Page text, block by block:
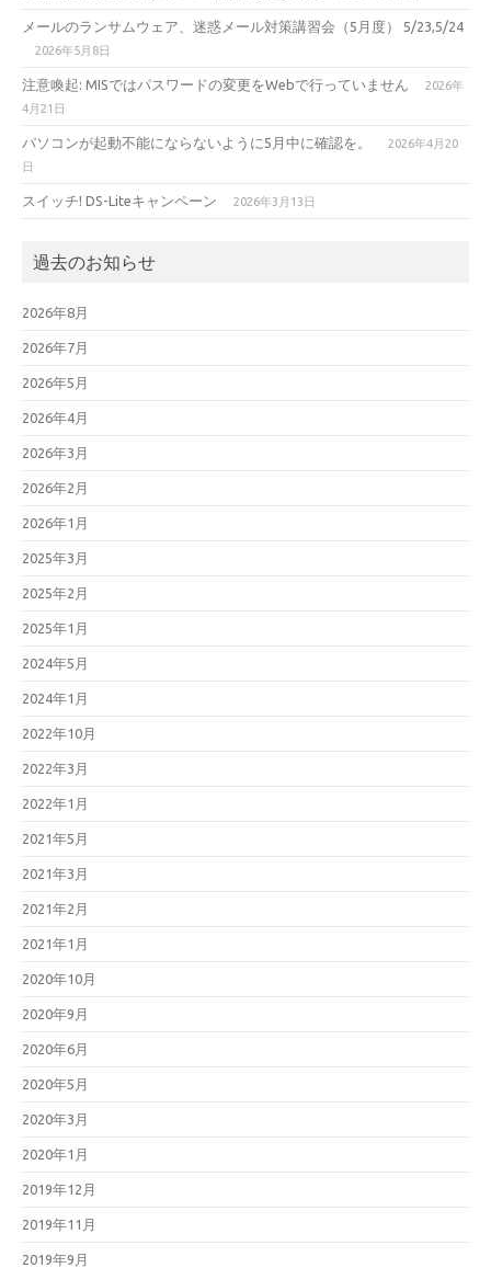
メールのランサムウェア、迷惑メール対策講習会（5月度） 5/23,5/24
2026年5月8日
注意喚起: MISではパスワードの変更をWebで行っていません
2026年
4月21日
パソコンが起動不能にならないように5月中に確認を。
2026年4月20
日
スイッチ! DS-Liteキャンペーン 2026年3月13日
過去のお知らせ
2026年8月
2026年7月
2026年5月
2026年4月
2026年3月
2026年2月
2026年1月
2025年3月
2025年2月
2025年1月
2024年5月
2024年1月
2022年10月
2022年3月
2022年1月
2021年5月
2021年3月
2021年2月
2021年1月
2020年10月
2020年9月
2020年6月
2020年5月
2020年3月
2020年1月
2019年12月
2019年11月
2019年9月